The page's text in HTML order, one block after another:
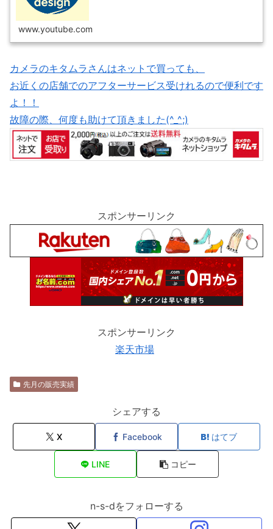
www.youtube.com
カメラのキタムラさんはネットで買っても、
お近くの店舗でのアフターサービス受けれるので便利です
よ！！
故障の際、何度も助けて頂きました(^_^;)
スポンサーリンク
スポンサーリンク
楽天市場
先月の販売実績
シェアする
X Facebook はてブ
LINE コピー
n-s-dをフォローする